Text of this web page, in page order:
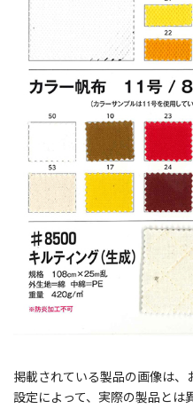
掲載されている製品の画像は
設定によって、実際の製品とは